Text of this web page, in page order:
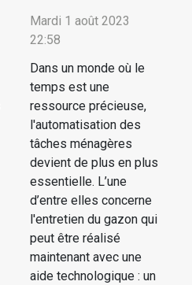
Mardi 1 août 2023
22:58
Dans un monde où le
temps est une
ressource précieuse,
l'automatisation des
tâches ménagères
devient de plus en plus
essentielle. L’une
d’entre elles concerne
l'entretien du gazon qui
peut être réalisé
maintenant avec une
aide technologique : un